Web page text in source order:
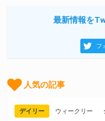
最新情報を
フ
人気の記事
デイリー ウィークリー